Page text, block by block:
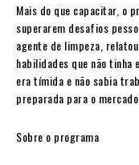
Mais do que capacitar, o
superarem desafios
agente de limpeza,
habilidades que não tinha
era tímida e não sabia
preparada para o
Sobre o programa